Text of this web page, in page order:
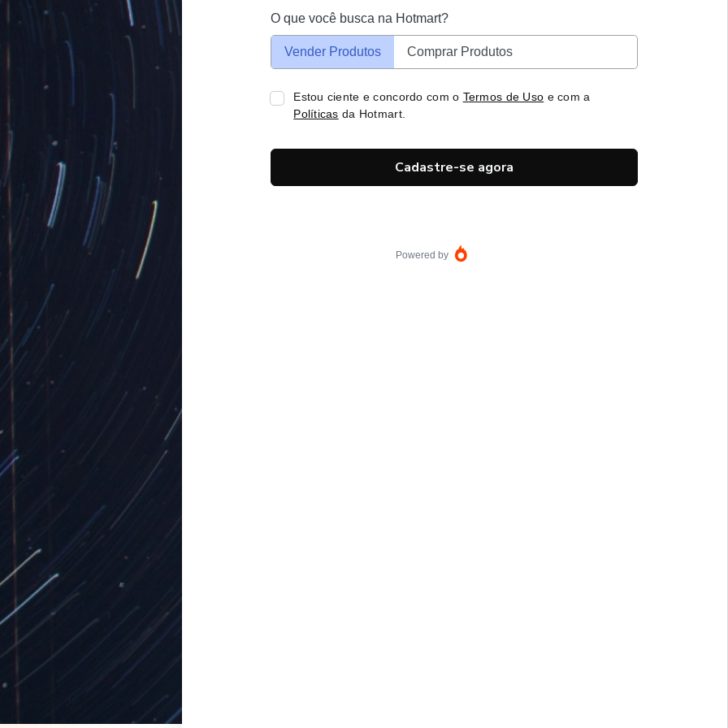
O que você busca na Hotmart?
Vender Produtos Comprar Produtos
Estou ciente e concordo com o Termos de Uso e com a
Políticas da Hotmart.
Cadastre-se agora
Powered by